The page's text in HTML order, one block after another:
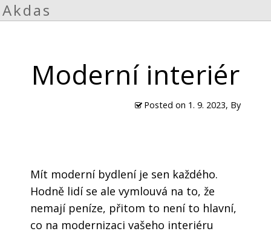
Akdas
Moderní interiér
Posted on 1. 9. 2023, By
Mít moderní bydlení je sen každého.
Hodně lidí se ale vymlouvá na to, že
nemají peníze, přitom to není to hlavní,
co na modernizaci vašeho interiéru